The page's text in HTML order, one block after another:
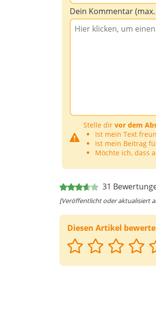
Dein Kommentar
Stelle dir vor dem
Ist mein Text
Ist mein Beitrag
Möchte ich, dass
31
[Veröffentlicht oder aktualisiert
Diesen Artikel